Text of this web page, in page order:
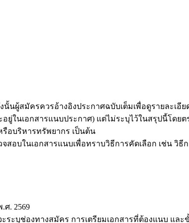
นั้นผู้สมัครควรอ้างอิงประกาศฉบับเต็มเพื่อดูรายละเ
อยู่ในเอกสารแนบประกาศ) แต่ไม่ระบุไว้ในสรุปนี้โด
อบริหารทรัพยากร เป็นต้น
สอบในเอกสารแนบเพื่อทราบวิธีการคัดเลือก เช่น
ศ. 2569
ะบุช่องทางสมัคร การเตรียมเอกสารที่ต้องแนบ แล